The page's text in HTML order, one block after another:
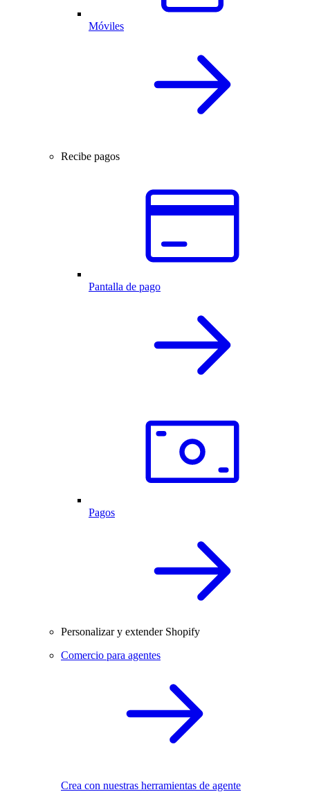
Móviles
Recibe pagos
Pantalla de pago
Pagos
Personalizar y extender Shopify
Comercio para agentes
Crea con nuestras herramientas de agente